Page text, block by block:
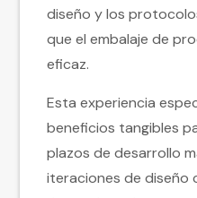
diseño y los
que el embalaje de
eficaz.
Esta experiencia
beneficios tangibles
plazos de desarrollo
iteraciones de diseño